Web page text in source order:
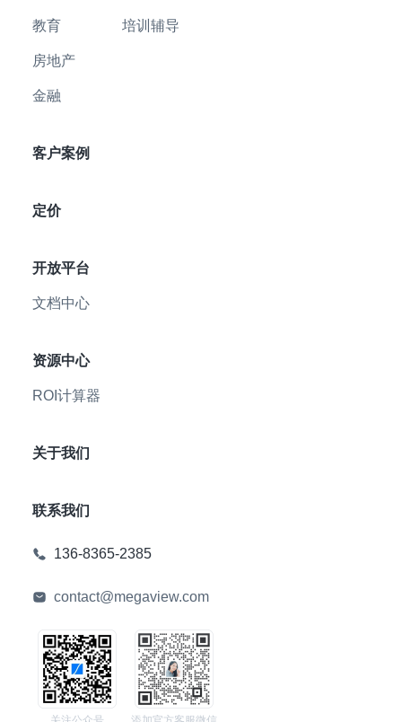
教育
房地产
金融
培训辅导
客户案例
定价
开放平台
文档中心
资源中心
ROI计算器
关于我们
联系我们
136-8365-2385
contact@megaview.com